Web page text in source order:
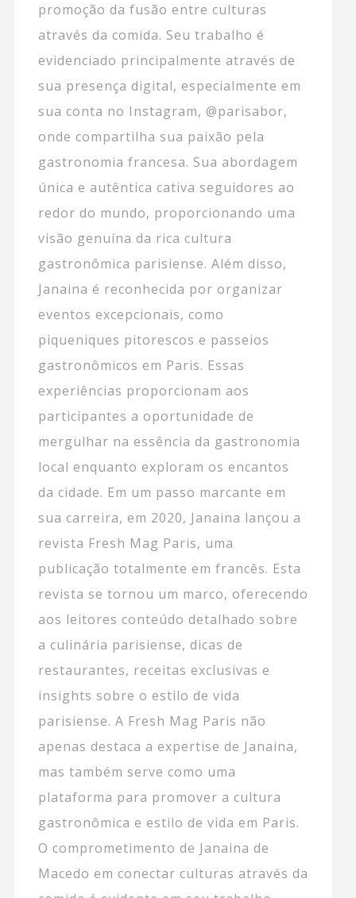
promoção da fusão entre culturas
através da comida. Seu trabalho é
evidenciado principalmente através de
sua presença digital, especialmente em
sua conta no Instagram, @parisabor,
onde compartilha sua paixão pela
gastronomia francesa. Sua abordagem
única e autêntica cativa seguidores ao
redor do mundo, proporcionando uma
visão genuína da rica cultura
gastronômica parisiense. Além disso,
Janaina é reconhecida por organizar
eventos excepcionais, como
piqueniques pitorescos e passeios
gastronômicos em Paris. Essas
experiências proporcionam aos
participantes a oportunidade de
mergulhar na essência da gastronomia
local enquanto exploram os encantos
da cidade. Em um passo marcante em
sua carreira, em 2020, Janaina lançou a
revista Fresh Mag Paris, uma
publicação totalmente em francês. Esta
revista se tornou um marco, oferecendo
aos leitores conteúdo detalhado sobre
a culinária parisiense, dicas de
restaurantes, receitas exclusivas e
insights sobre o estilo de vida
parisiense. A Fresh Mag Paris não
apenas destaca a expertise de Janaina,
mas também serve como uma
plataforma para promover a cultura
gastronômica e estilo de vida em Paris.
O comprometimento de Janaina de
Macedo em conectar culturas através da